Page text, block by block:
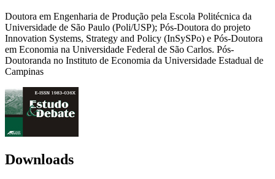
Doutora em Engenharia de Produção pela Escola Politécnica da
Universidade de São Paulo (Poli/USP); Pós-Doutora do projeto
Innovation Systems, Strategy and Policy (InSySPo) e Pós-Doutora
em Economia na Universidade Federal de São Carlos. Pós-
Doutoranda no Instituto de Economia da Universidade Estadual de
Campinas
Downloads